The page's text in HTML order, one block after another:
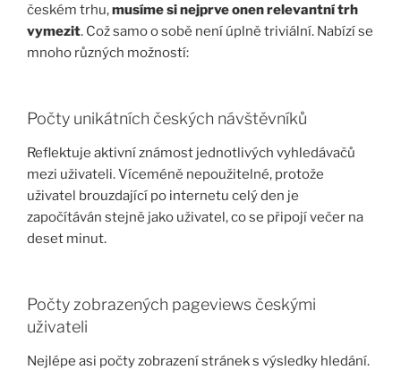
českém trhu,musíme si nejprve onen relevantní trh
vymezit. Což samo o sobě není úplně triviální. Nabízí se
mnoho různých možností:
Počty unikátních českých návštěvníků
Reflektuje aktivní známost jednotlivých vyhledávačů
mezi uživateli. Víceméně nepoužitelné, protože
uživatel brouzdající po internetu celý den je
započítáván stejně jako uživatel, co se připojí večer na
deset minut.
Počty zobrazených pageviews českými
uživateli
Nejlépe asi počty zobrazení stránek s výsledky hledání.